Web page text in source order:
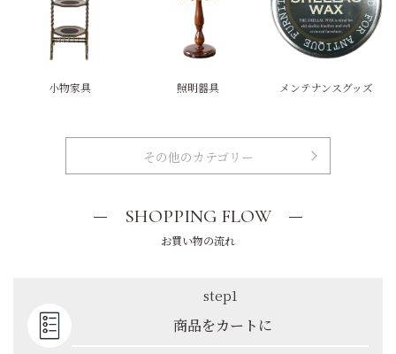
小物家具 照明器具 メンテナンスグッズ
その他のカテゴリー
SHOPPING FLOW
お買い物の流れ
step1
商品をカートに